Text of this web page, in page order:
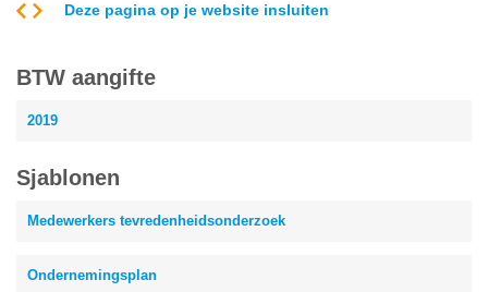
Deze pagina op je website insluiten
BTW aangifte
2019
Sjablonen
Medewerkers tevredenheidsonderzoek
Ondernemingsplan